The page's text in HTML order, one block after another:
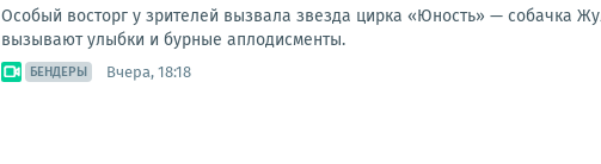
Особый восторг у зрителей вызвала звезда цирка «Юность» — собачка
вызывают улыбки и бурные аплодисменты.
БЕНДЕРЫ Вчера, 18:18